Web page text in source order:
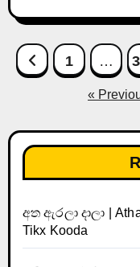
Posts
pagination
1 …
«
අත ඇරලා දාලා |
Tikx Kooda